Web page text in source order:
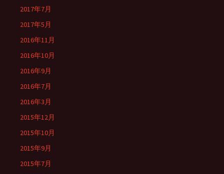
2017年7月
2017年5月
2016年11月
2016年10月
2016年9月
2016年7月
2016年3月
2015年12月
2015年10月
2015年9月
2015年7月